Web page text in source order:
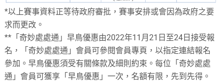
*以上賽事資料正等待政府審批，賽事安排或會因為政府之要
求而更改。
**「奇妙處處通」早鳥優惠由2022年11月21日至24日接受報
名，「奇妙處處通」會員可參閱會員專頁，以指定連結報名
參加。早鳥優惠須受有關條款及細則約束。每位「奇妙處處
通」會員可獲享「早鳥優惠」一次，名額有限，先到先得。